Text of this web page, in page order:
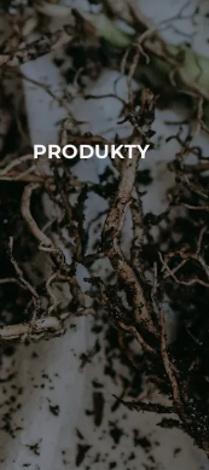
PRODUKTY